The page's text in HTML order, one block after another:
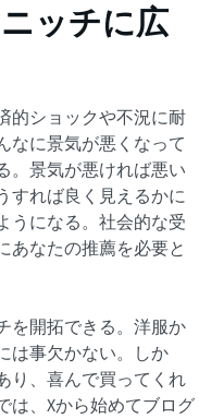
ッチに広
的ショックや不況に耐
なに景気が悪くなって
。景気が悪ければ悪い
すれば良く見えるかに
うになる。社会的な受
あなたの推薦を必要と
を開拓できる。洋服か
は事欠かない。しか
り、喜んで買ってくれ
は、Xから始めてブログ